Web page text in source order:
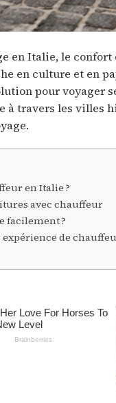
en Italie, le
en culture et en
pour voyager
à travers les
en Italie ?
avec chauffeur
facilement ?
de